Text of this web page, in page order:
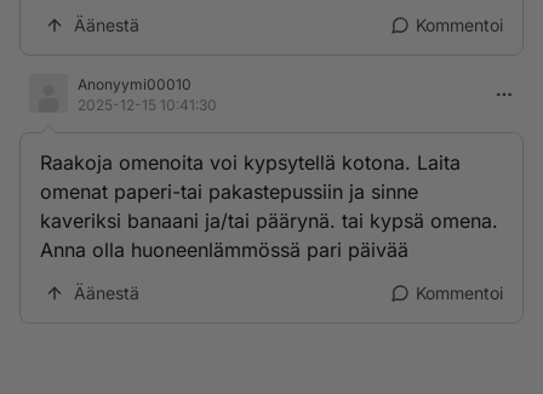
Äänestä Kommentoi
Anonyymi00010
2025-12-15 10:41:30
Raakoja omenoita voi kypsytellä kotona. Laita
omenat paperi-tai pakastepussiin ja sinne
kaveriksi banaani ja/tai päärynä. tai kypsä omena.
Anna olla huoneenlämmössä pari päivää
Äänestä Kommentoi